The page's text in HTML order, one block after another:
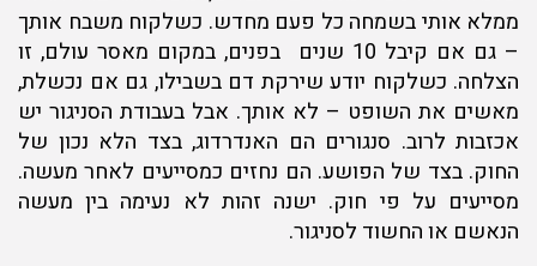
ממלא אותי בשמחה כל פעם מחדש. כשלקוח משבח אותך
– גם אם קיבל 10 שנים בפנים, במקום מאסר עולם, זו
הצלחה. כשלקוח יודע שירקת דם בשבילו, גם אם נכשלת,
מאשים את השופט – לא אותך. אבל בעבודת הסניגור יש
אכזבות לרוב. סנגורים הם האנדרדוג, בצד הלא נכון של
החוק. בצד של הפושע. הם נחזים כמסייעים לאחר מעשה.
מסייעים על פי חוק. ישנה זהות לא נעימה בין מעשה
הנאשם או החשוד לסניגור.